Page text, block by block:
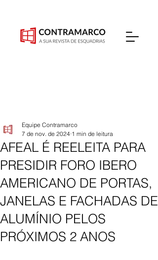
AFEAL É REELEITA PARA
PRESIDIR FORO IBERO
AMERICANO DE PORTAS,
JANELAS E FACHADAS DE
ALUMÍNIO PELOS
PRÓXIMOS 2 ANOS
Equipe Contramarco
7 de nov. de 2024 1 min de leitura